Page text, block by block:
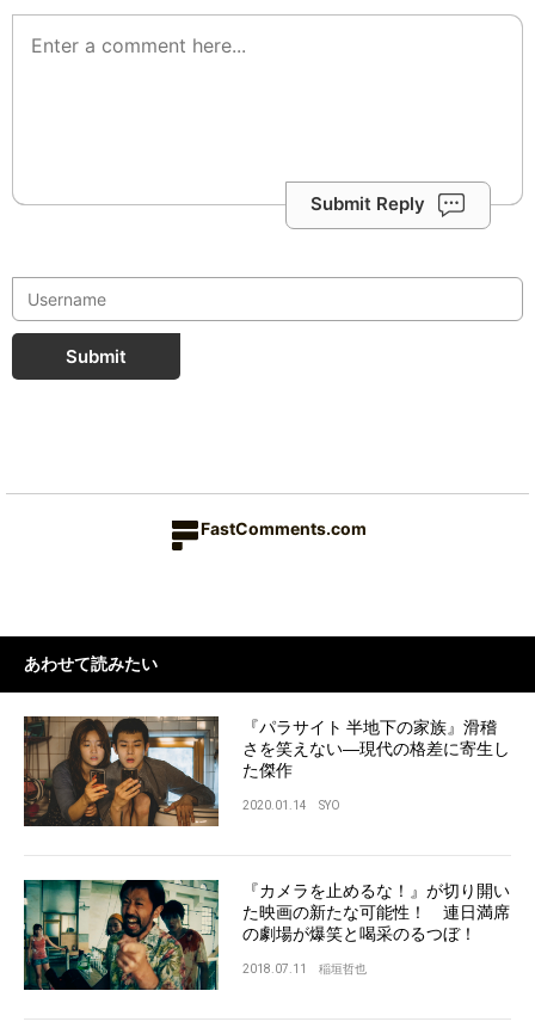
Submit Reply
Submit
FastComments.com
あわせて読みたい
『パラサイト 半地下の家族』滑稽
さを笑えない―現代の格差に寄生し
た傑作
2020.01.14 SYO
『カメラを止めるな！』が切り開い
た映画の新たな可能性！ 連日満席
の劇場が爆笑と喝采のるつぼ！
2018.07.11 稲垣哲也